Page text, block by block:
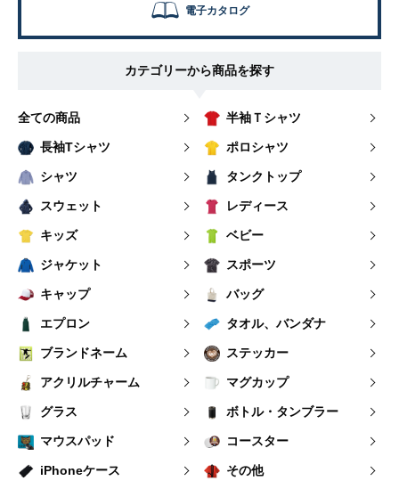
電子カタログ
カテゴリーから商品を探す
全ての商品 半袖Ｔシャツ
長袖Tシャツ ポロシャツ
シャツ タンクトップ
スウェット レディース
キッズ ベビー
ジャケット スポーツ
キャップ バッグ
エプロン タオル、バンダナ
ブランドネーム ステッカー
アクリルチャーム マグカップ
グラス ボトル・タンブラー
マウスパッド コースター
iPhoneケース その他